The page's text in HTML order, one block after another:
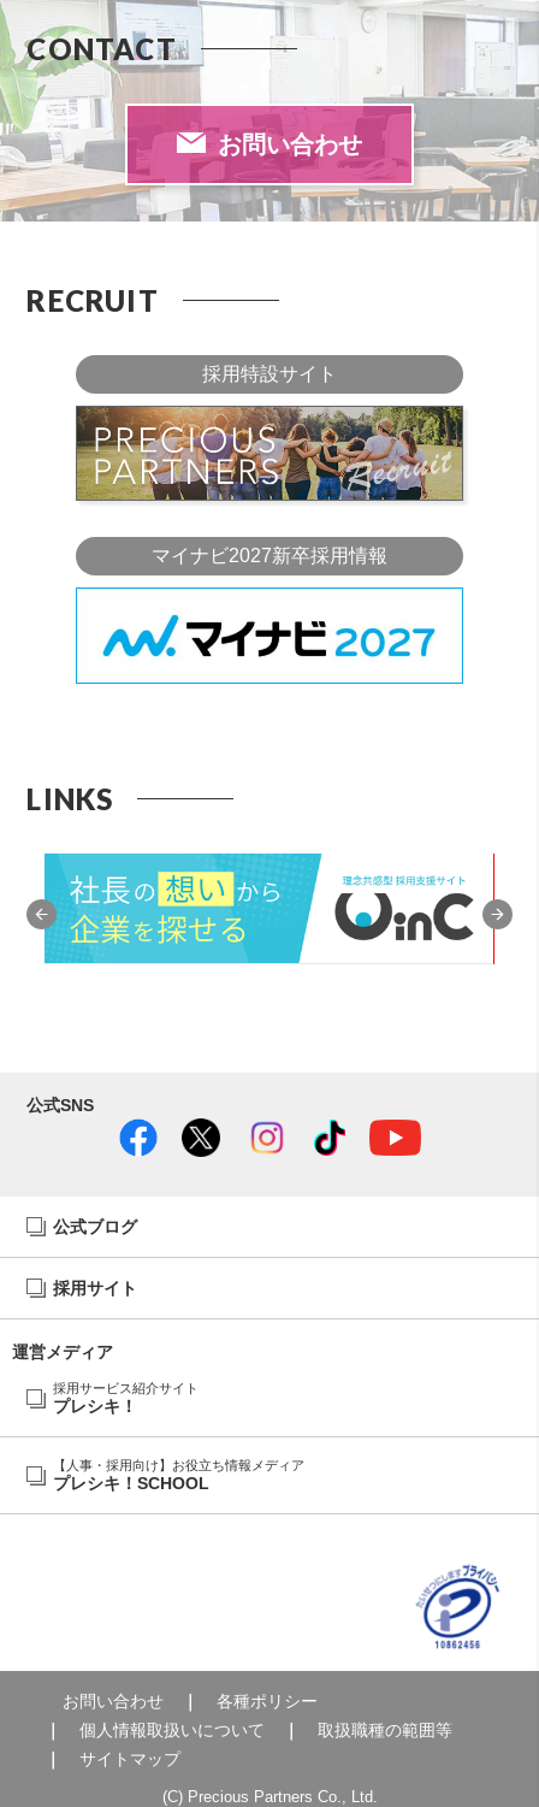
CONTACT
お問い合わせ
RECRUIT
採用特設サイト
マイナビ2027新卒採用情報
LINKS
公式SNS
公式ブログ
採用サイト
運営メディア
採用サービス紹介サイト
プレシキ！
【人事・採用向け】お役立ち情報メディア
プレシキ！SCHOOL
お問い合わせ
各種ポリシー
個人情報取扱いについて
取扱職種の範囲等
サイトマップ
(C) Precious Partners Co., Ltd.